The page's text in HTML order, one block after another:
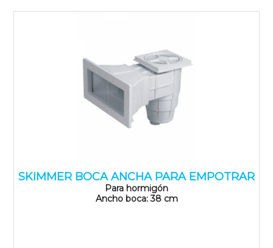
SKIMMER BOCA ANCHA PARA EMPOTRAR
Para hormigón
Ancho boca: 38 cm